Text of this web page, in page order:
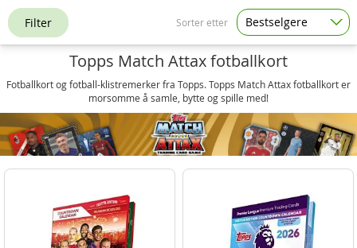
Topps Match Attax fotballkort
Fotballkort og fotball-klistremerker fra Topps. Topps Match Attax fotballkort er
morsomme å samle, bytte og spille med!
Filter Sorter etter Bestselgere